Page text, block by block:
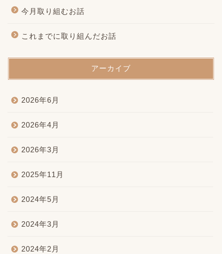
今月取り組むお話
これまでに取り組んだお話
アーカイブ
2026年6月
2026年4月
2026年3月
2025年11月
2024年5月
2024年3月
2024年2月